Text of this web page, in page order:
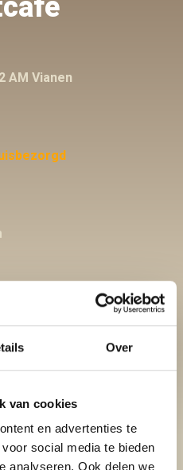
Over
van cookies
en advertenties te
social media te bieden
analyseren. Ook delen we
AM Vianen